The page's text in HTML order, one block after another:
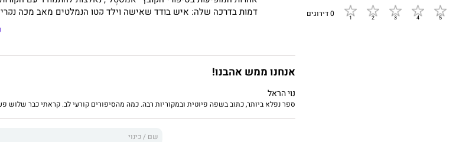
0 דירוגים
דמות בדרכה שלה: איש בודד שאישה וילד קטן הנמלטים מאב מכה
ברגעיו הקשים ומעוררים בו תקוות שווא; אישה-ילדה על סף פיגור
ידה עד זוב דם וחושבת שמצאה אהבה; מנקה פלשתינית ואישה
אנחנו ממש אהבנו!
נוי הראל
ספר נפלא ביותר, כתוב בשפה פיוטית ובמקוריות רבה. כמה מהסיפורים קורעי לב. קראתי כבר שלוש